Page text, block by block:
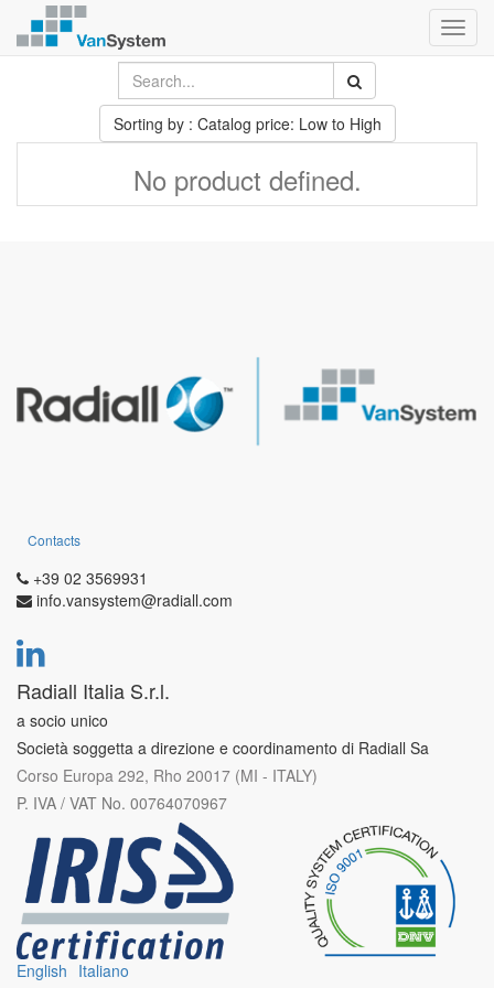
Sorting by : Catalog price: Low to High
No product defined.
Contacts
+39 02 3569931
info.vansystem@radiall.com
Radiall Italia S.r.l.
a socio unico
Società soggetta a direzione e coordinamento di Radiall Sa
Corso Europa 292, Rho 20017 (MI - ITALY)
P. IVA / VAT No. 00764070967
English Italiano